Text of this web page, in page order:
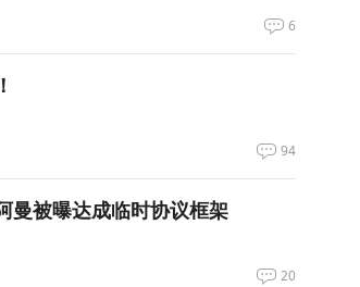
6
94
曼被曝达成临时协议框架
20